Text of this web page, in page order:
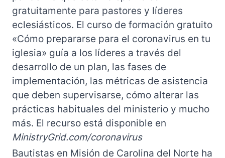
gratuitamente para pastores y líderes
eclesiásticos. El curso de formación gratuito
«Cómo prepararse para el coronavirus en tu
iglesia» guía a los líderes a través del
desarrollo de un plan, las fases de
implementación, las métricas de asistencia
que deben supervisarse, cómo alterar las
prácticas habituales del ministerio y mucho
más. El recurso está disponible en
MinistryGrid.com/coronavirus
Bautistas en Misión de Carolina del Norte ha